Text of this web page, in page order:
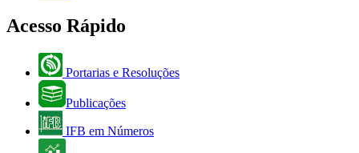
Acesso Rápido
Portarias e Resoluções
Publicações
IFB em Números